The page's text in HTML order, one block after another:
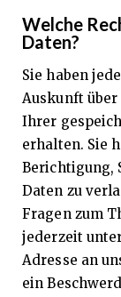
Welche
Daten?
Sie haben
Auskunft
Ihrer
erhalten. Sie
Berichtigung,
Daten zu
Fragen zum
jederzeit
Adresse an
ein